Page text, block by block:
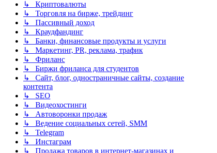
↳ Криптовалюты
↳ Торговля на бирже, трейдинг
↳ Пассивный доход
↳ Краудфандинг
↳ Банки, финансовые продукты и услуги
↳ Маркетинг, PR, реклама, трафик
↳ Фриланс
↳ Биржи фриланса для студентов
↳ Сайт, блог, одностраничные сайты, создание
контента
↳ SEO
↳ Видеохостинги
↳ Автоворонки продаж
↳ Ведение социальных сетей, SMM
↳ Telegram
↳ Инстаграм
↳ Продажа товаров в интернет-магазинах и